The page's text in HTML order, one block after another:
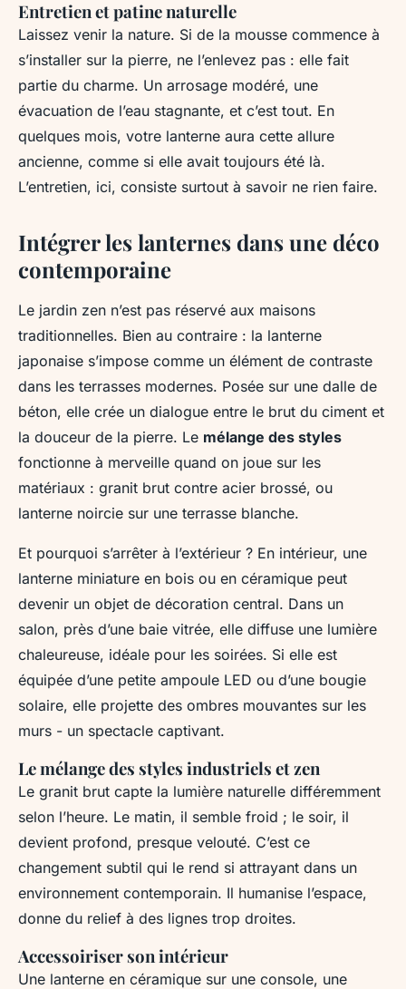
Entretien et patine naturelle
Laissez venir la nature. Si de la mousse commence à
s’installer sur la pierre, ne l’enlevez pas : elle fait
partie du charme. Un arrosage modéré, une
évacuation de l’eau stagnante, et c’est tout. En
quelques mois, votre lanterne aura cette allure
ancienne, comme si elle avait toujours été là.
L’entretien, ici, consiste surtout à savoir ne rien faire.
Intégrer les lanternes dans une déco
contemporaine
Le jardin zen n’est pas réservé aux maisons
traditionnelles. Bien au contraire : la lanterne
japonaise s’impose comme un élément de contraste
dans les terrasses modernes. Posée sur une dalle de
béton, elle crée un dialogue entre le brut du ciment et
la douceur de la pierre. Le mélange des styles
fonctionne à merveille quand on joue sur les
matériaux : granit brut contre acier brossé, ou
lanterne noircie sur une terrasse blanche.
Et pourquoi s’arrêter à l’extérieur ? En intérieur, une
lanterne miniature en bois ou en céramique peut
devenir un objet de décoration central. Dans un
salon, près d’une baie vitrée, elle diffuse une lumière
chaleureuse, idéale pour les soirées. Si elle est
équipée d’une petite ampoule LED ou d’une bougie
solaire, elle projette des ombres mouvantes sur les
murs - un spectacle captivant.
Le mélange des styles industriels et zen
Le granit brut capte la lumière naturelle différemment
selon l’heure. Le matin, il semble froid ; le soir, il
devient profond, presque velouté. C’est ce
changement subtil qui le rend si attrayant dans un
environnement contemporain. Il humanise l’espace,
donne du relief à des lignes trop droites.
Accessoiriser son intérieur
Une lanterne en céramique sur une console, une